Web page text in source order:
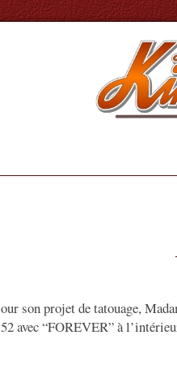
our son projet de tatouage,
52 avec “FOREVER” à